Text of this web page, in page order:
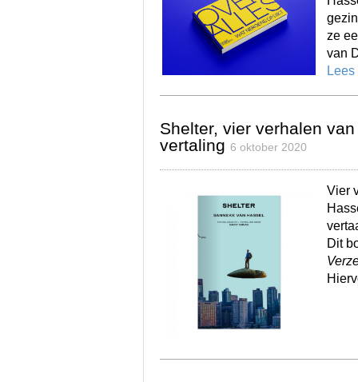
ze
van
Shelter, vier verhalen
vertaling 6 oktober 2020
Vier
Dit